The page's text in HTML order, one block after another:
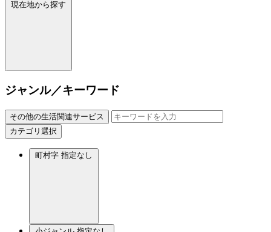
現在地から探す
ジャンル／キーワード
その他の生活関連サービス
カテゴリ選択
町村字 指定なし